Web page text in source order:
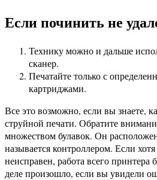
Если починить не
Технику можно и дальше
сканер.
Печатайте только с
картриджами.
Все это возможно, если вы знаете,
струйной печати. Обратите
множеством булавок. Он
называется контроллером. Если
неисправен, работа всего принтера
деле произошло, если вы увидели